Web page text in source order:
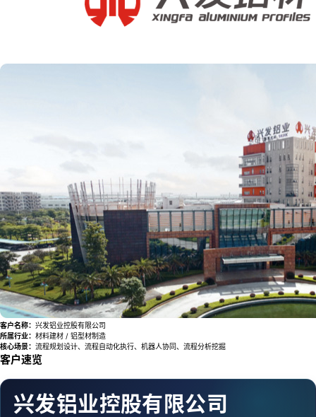
客户名称： 兴发铝业控股有限公司
所属行业： 材料建材 / 铝型材制造
核心场景： 流程规划设计、流程自动化执行、机器人协同、流程分析挖掘
客户速览
兴发铝业控股有限公司